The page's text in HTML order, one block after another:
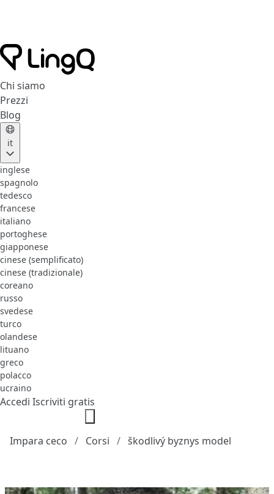
Chi siamo
Prezzi
Blog
it
inglese
spagnolo
tedesco
francese
italiano
portoghese
giapponese
cinese (semplificato)
cinese (tradizionale)
coreano
russo
svedese
turco
olandese
lituano
greco
polacco
ucraino
Accedi Iscriviti gratis
Impara ceco Corsi škodlivý byznys model